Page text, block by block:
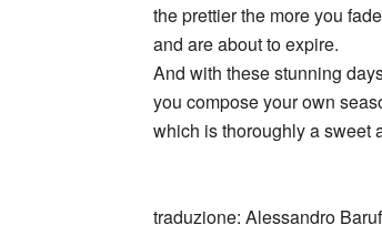
the prettier the more you fade
and are about to expire.
And with these stunning
you compose your own
which is thoroughly a sweet
traduzione: Alessandro